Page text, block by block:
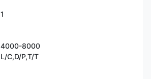
1
4000-8000
L/C,D/P,T/T